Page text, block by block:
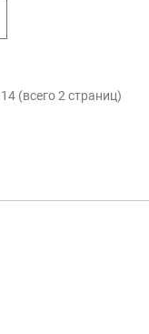
(всего 2 страниц)